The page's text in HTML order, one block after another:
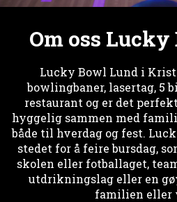
Om oss
Lucky Bowl Lund i
bowlingbaner, lasertag, 5
restaurant og er det
hyggelig sammen med
både til hverdag og fest.
stedet for å feire bursdag,
skolen eller fotballaget,
utdrikningslag eller en
familien eller